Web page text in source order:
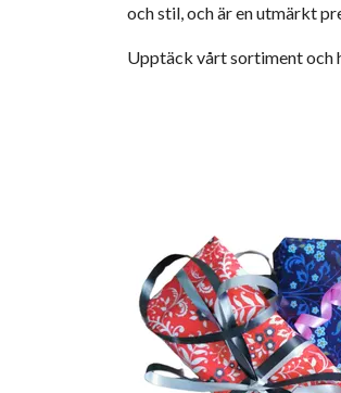
och stil, och är en utmärkt
Upptäck vårt sortiment och